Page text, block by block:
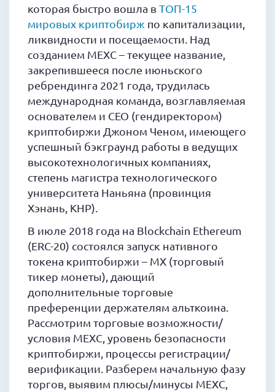
которая быстро вошла в ТОП-15
мировых криптобирж по капитализации,
ликвидности и посещаемости. Над
созданием MEXC – текущее название,
закрепившееся после июньского
ребрендинга 2021 года, трудилась
международная команда, возглавляемая
основателем и CEO (гендиректором)
криптобиржи Джоном Ченом, имеющего
успешный бэкграунд работы в ведущих
высокотехнологичных компаниях,
степень магистра технологического
университета Наньяна (провинция
Хэнань, КНР).
В июле 2018 года на Blockchain Ethereum
(ERC-20) состоялся запуск нативного
токена криптобиржи – MX (торговый
тикер монеты), дающий
дополнительные торговые
преференции держателям альткоина.
Рассмотрим торговые возможности/
условия MEXC, уровень безопасности
криптобиржи, процессы регистрации/
верификации. Разберем начальную фазу
торгов, выявим плюсы/минусы MEXC,